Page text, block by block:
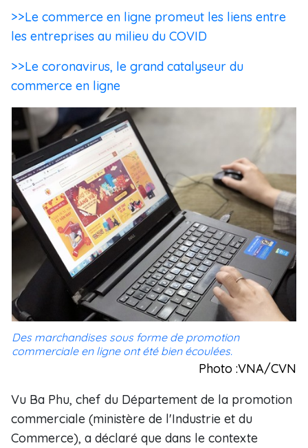
>>Le commerce en ligne promeut les liens entre
les entreprises au milieu du COVID
>>Le coronavirus, le grand catalyseur du
commerce en ligne
Des marchandises sous forme de promotion
commerciale en ligne ont été bien écoulées.
Photo :VNA/CVN
Vu Ba Phu, chef du Département de la promotion
commerciale (ministère de l'Industrie et du
Commerce), a déclaré que dans le contexte